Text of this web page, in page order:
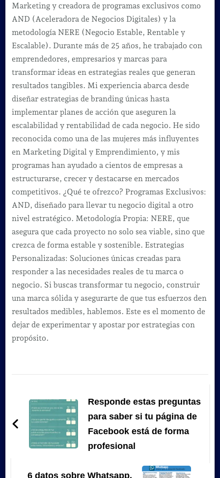
Marketing y creadora de programas exclusivos como
AND (Aceleradora de Negocios Digitales) y la
metodología NERE (Negocio Estable, Rentable y
Escalable). Durante más de 25 años, he trabajado con
emprendedores, empresarios y marcas para
transformar ideas en estrategias reales que generan
resultados tangibles. Mi experiencia abarca desde
diseñar estrategias de branding únicas hasta
implementar planes de acción que aseguren la
escalabilidad y rentabilidad de cada negocio. He sido
reconocida como una de las mujeres más influyentes
en Marketing Digital y Emprendimiento, y mis
programas han ayudado a cientos de empresas a
estructurarse, crecer y destacarse en mercados
competitivos. ¿Qué te ofrezco? Programas Exclusivos:
AND, diseñado para llevar tu negocio digital a otro
nivel estratégico. Metodología Propia: NERE, que
asegura que cada proyecto no solo sea viable, sino que
crezca de forma estable y sostenible. Estrategias
Personalizadas: Soluciones únicas creadas para
responder a las necesidades reales de tu marca o
negocio. Si buscas transformar tu negocio, construir
una marca sólida y asegurarte de que tus esfuerzos den
resultados medibles, hablemos. Este es el momento de
dejar de experimentar y apostar por estrategias con
propósito.
de
entradas
Responde estas preguntas
para saber si tu página de
Facebook está de forma
profesional
6 datos sobre Whatsapp,